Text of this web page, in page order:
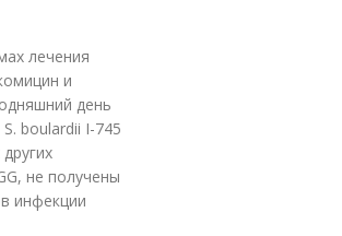
лечения
и
день
boulardii I-745
не получены
инфекции